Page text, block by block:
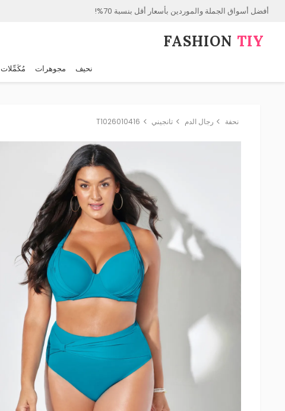
أفضل أسواق الجملة والموردين بأسعار أقل بنسبة 70%!
FASHION⁠ TIY
نحيف مجوهرات مُكَمِّلات
نحفة رجال الدم تانجيني T1026010416